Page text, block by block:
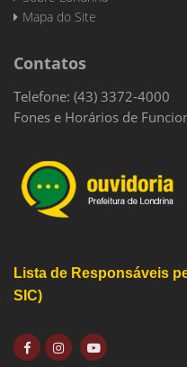
Mapa do Site
Contatos
Telefone: (43) 3372-4000
Fones e Horários de
Lista de Responsáveis
SIC)